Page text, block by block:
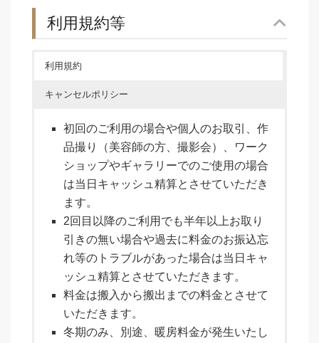
利用規約等
利用規約
キャンセルポリシー
初回のご利用の場合や個人のお取引、作
品撮り（美容師の方、撮影会）、ワーク
ショップやギャラリーでのご使用の場合
は当日キャッシュ精算とさせていただき
ます。
2回目以降のご利用でも半年以上お取り
引きの無い場合や過去に料金のお振込忘
れ等のトラブルがあった場合は当日キャ
ッシュ精算とさせていただきます。
料金は搬入から搬出までの料金とさせて
いただきます。
冬期のみ、別途、暖房料金が発生いたし